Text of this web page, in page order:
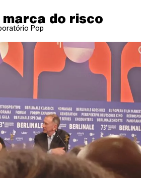
marca do risco
Pop